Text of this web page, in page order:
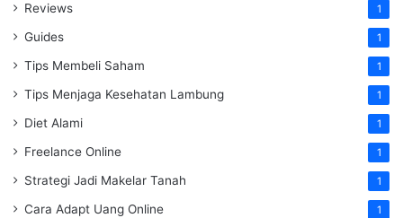
Reviews 1
Guides 1
Tips Membeli Saham 1
Tips Menjaga Kesehatan Lambung 1
Diet Alami 1
Freelance Online 1
Strategi Jadi Makelar Tanah 1
Cara Adapt Uang Online 1